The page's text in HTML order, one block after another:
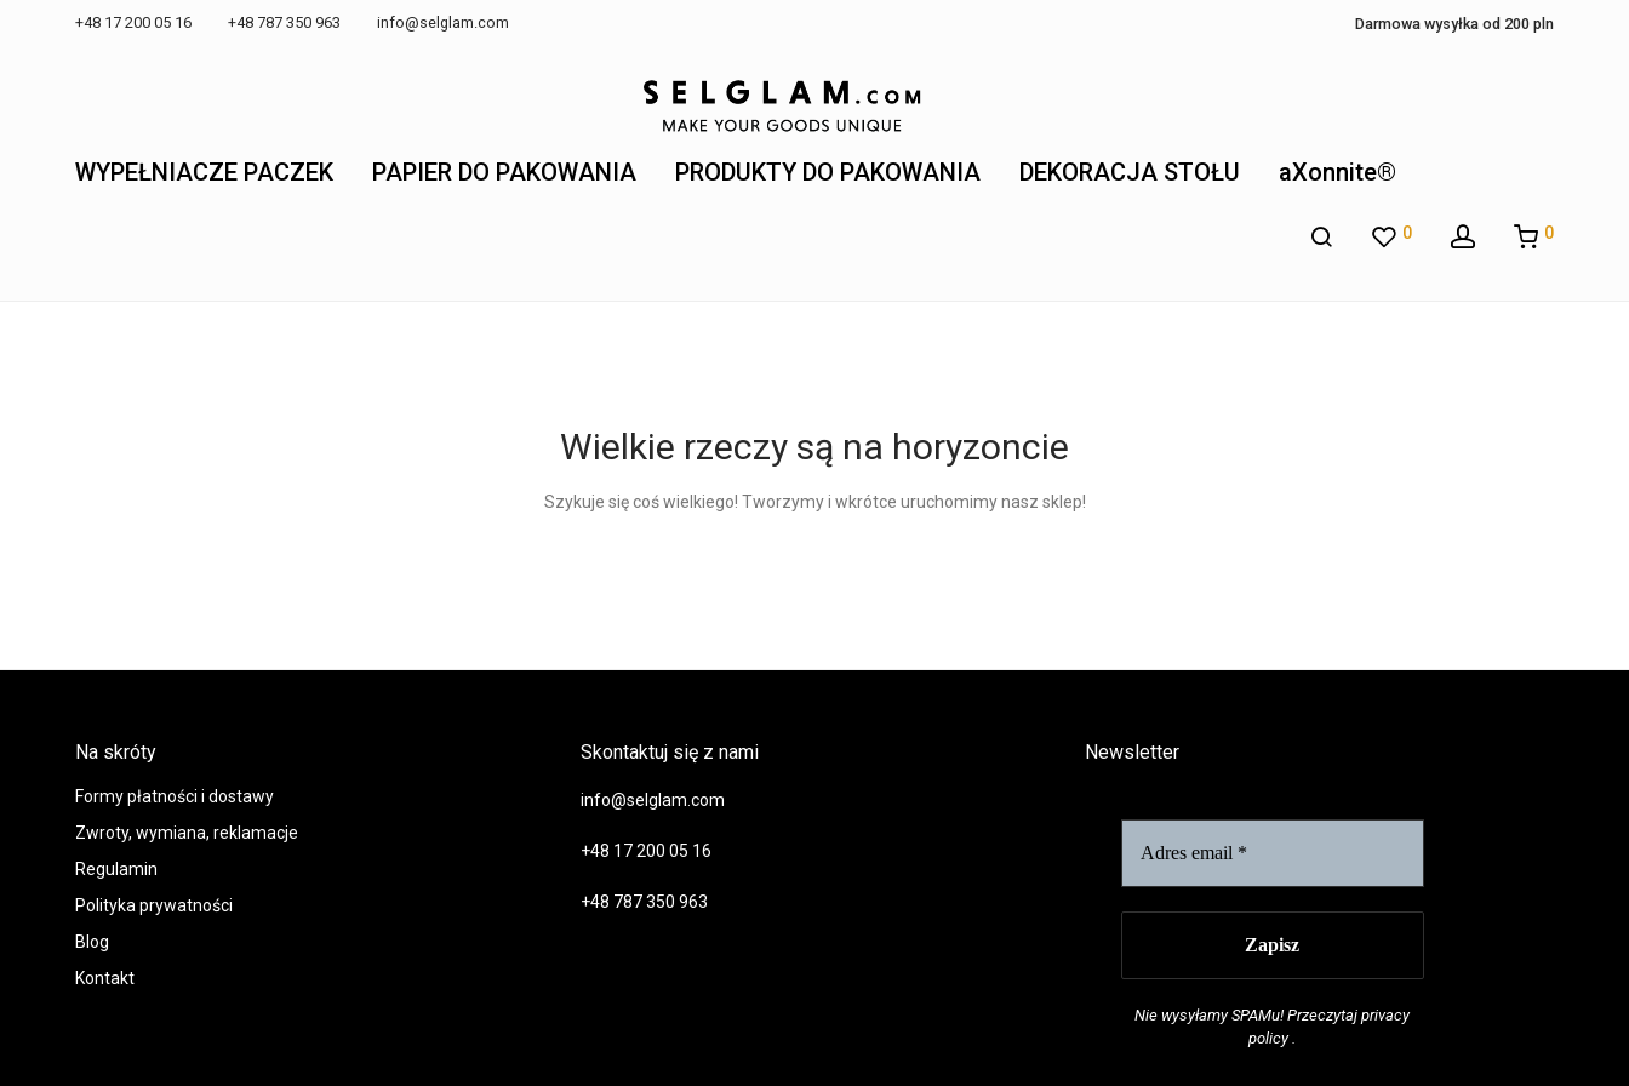
+48 17 200 05 16 +48 787 350 963 info@selglam.com Darmowa wysyłka od 200 pln
WYPEŁNIACZE PACZEK PAPIER DO PAKOWANIA PRODUKTY DO PAKOWANIA DEKORACJA STOŁU aXonnite®
0 0
Wielkie rzeczy są na horyzoncie
Szykuje się coś wielkiego! Tworzymy i wkrótce uruchomimy nasz sklep!
Na skróty
Formy płatności i dostawy
Zwroty, wymiana, reklamacje
Regulamin
Polityka prywatności
Blog
Kontakt
Skontaktuj się z nami
info@selglam.com
+48 17 200 05 16
+48 787 350 963
Newsletter
Nie wysyłamy SPAMu! Przeczytajprivacy
policy.